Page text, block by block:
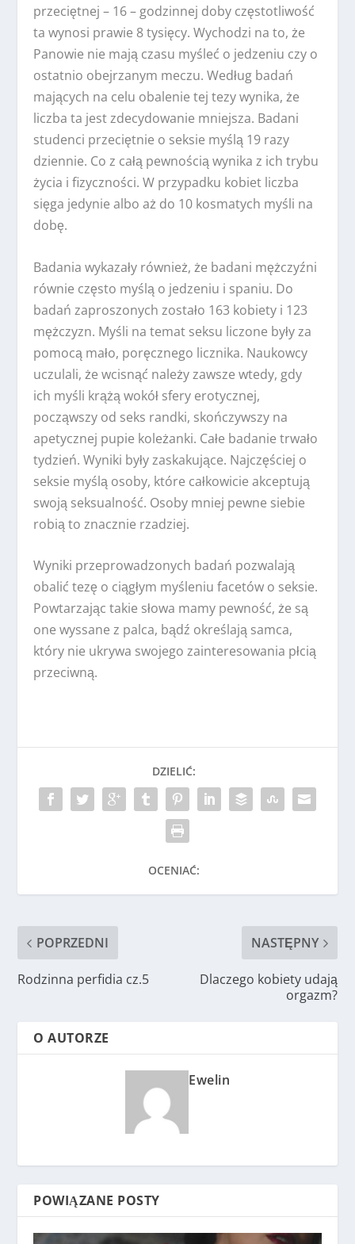
przeciętnej – 16 – godzinnej doby częstotliwość
ta wynosi prawie 8 tysięcy. Wychodzi na to, że
Panowie nie mają czasu myśleć o jedzeniu czy o
ostatnio obejrzanym meczu. Według badań
mających na celu obalenie tej tezy wynika, że
liczba ta jest zdecydowanie mniejsza. Badani
studenci przeciętnie o seksie myślą 19 razy
dziennie. Co z całą pewnością wynika z ich trybu
życia i fizyczności. W przypadku kobiet liczba
sięga jedynie albo aż do 10 kosmatych myśli na
dobę.
Badania wykazały również, że badani mężczyźni
równie często myślą o jedzeniu i spaniu. Do
badań zaproszonych zostało 163 kobiety i 123
mężczyzn. Myśli na temat seksu liczone były za
pomocą mało, poręcznego licznika. Naukowcy
uczulali, że wcisnąć należy zawsze wtedy, gdy
ich myśli krążą wokół sfery erotycznej,
począwszy od seks randki, skończywszy na
apetycznej pupie koleżanki. Całe badanie trwało
tydzień. Wyniki były zaskakujące. Najczęściej o
seksie myślą osoby, które całkowicie akceptują
swoją seksualność. Osoby mniej pewne siebie
robią to znacznie rzadziej.
Wyniki przeprowadzonych badań pozwalają
obalić tezę o ciągłym myśleniu facetów o seksie.
Powtarzając takie słowa mamy pewność, że są
one wyssane z palca, bądź określają samca,
który nie ukrywa swojego zainteresowania płcią
przeciwną.
DZIELIĆ:
OCENIAĆ:
POPRZEDNI
Rodzinna perfidia cz.5
NASTĘPNY
Dlaczego kobiety udają
orgazm?
O AUTORZE
Ewelin
POWIĄZANE POSTY